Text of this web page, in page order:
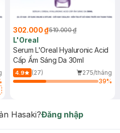
302.000 ₫519.000 ₫
L'Oreal
Serum L'Oreal Hyaluronic Acid
Cấp Ẩm Sáng Da 30ml
4.9 (27)
275/tháng
39%
Hasaki?Đăng nhập